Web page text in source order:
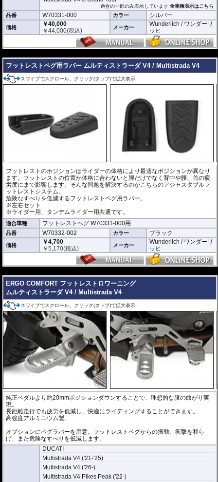
適合の一部のみ表示しています全車種表示はこちら
品番 W70331-000 カラー シルバー
価格
￥40,000
￥44,000(税込) メーカー
Wunderlich / ワンダーリ
ッヒ
フットレストペグ用ラバー ムルティストラーダ V4 / Multistrada V4
スワイプでスクロール、クリック(タップ)で拡大表示
フットレストのホジションはライダーの体格により最適なポジションが異なり
ます。フットレストの位置か体格に合わないと脚だけでなく背中や腰、首の疲
労度にまで影響します。そんな問題を解決するのがこちらのアジャスタブルフ
ットレストシステム。
危険なすべりを低減するフットレストペグ用ラバー。
※左右セット
※ライダー用、タンデムライダー用共通です。
適合車種 フットレストペグ W70331-000用
品番 W70332-002 カラー ブラック
価格
￥4,700
￥5,170(税込) メーカー
Wunderlich / ワンダーリ
ッヒ
ERGO COMFORT フットレストロワーニング
ムルティストラーダ V4 / Multistrada V4
スワイプでスクロール、クリック(タップ)で拡大表示
純正ペダルより約20mmポジションダウンすることで、理想的な膝の曲がり実
現。
長距離走行でも疲労を低減し、快適にライディングすることができます。
高強度アルミニウム製。
オプションにペグラバーを用意。フットレストペグからの振動、衝撃を和ら
げ、また危険なすべりを低減します。
DUCATI
Multistrada V4 ('21-'25)
Multistrada V4 ('26-)
Multistrada V4 Pikes Peak ('22-)